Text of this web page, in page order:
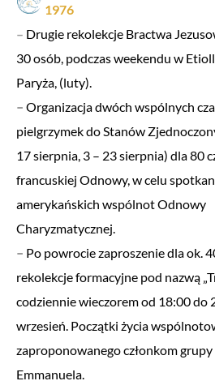
1976
– Drugie rekolekcje Bractwa
30 osób, podczas weekendu w
Paryża, (luty).
– Organizacja dwóch wspólnych
pielgrzymek do Stanów
17 sierpnia, 3 – 23 sierpnia) dla 80
francuskiej Odnowy, w celu
amerykańskich wspólnot Odnowy
Charyzmatycznej.
– Po powrocie zaproszenie dla ok.
rekolekcje formacyjne pod nazwą
codziennie wieczorem od 18:00 do
wrzesień. Początki życia
zaproponowanego członkom
Emmanuela.